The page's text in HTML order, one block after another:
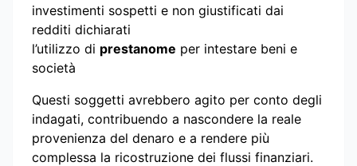
investimenti sospetti e non giustificati dai
redditi dichiarati
l’utilizzo di prestanome per intestare beni e
società
Questi soggetti avrebbero agito per conto degli
indagati, contribuendo a nascondere la reale
provenienza del denaro e a rendere più
complessa la ricostruzione dei flussi finanziari.